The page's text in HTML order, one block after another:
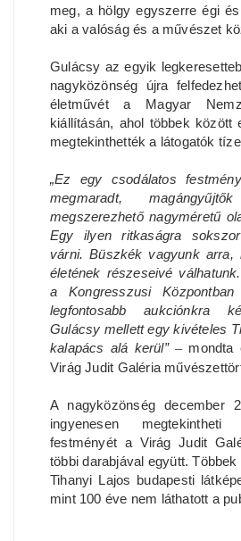
meg, a hölgy egyszerre égi
aki a valóság és a művészet
Gulácsy az egyik
nagyközönség újra
életművét a Magyar
kiállításán, ahol többek között
megtekinthették a látogatók
„Ez egy csodálatos
megmaradt,
megszerezhető nagyméretű
Egy ilyen ritkaságra
várni. Büszkék vagyunk
életének részeseivé
a Kongresszusi
legfontosabb aukciónkra
Gulácsy mellett egy kivételes
kalapács alá kerül” – mondta
Virág Judit Galéria
A nagyközönség december
ingyenesen
festményét a Virág Judit
többi darabjával együtt.
Tihanyi Lajos budapesti
mint 100 éve nem láthatott a